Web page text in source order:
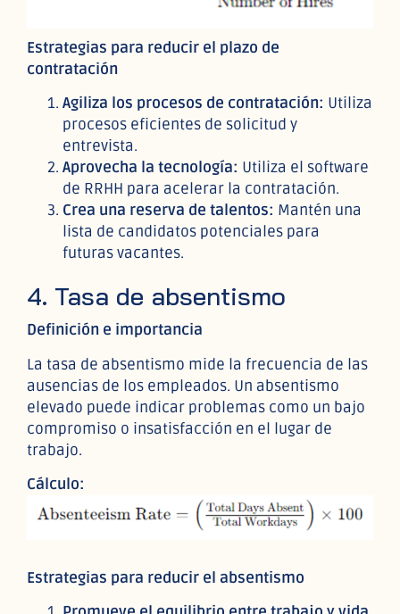
Estrategias para reducir el plazo de
contratación
Agiliza los procesos de contratación: Utiliza
procesos eficientes de solicitud y
entrevista.
Aprovecha la tecnología: Utiliza el software
de RRHH para acelerar la contratación.
Crea una reserva de talentos: Mantén una
lista de candidatos potenciales para
futuras vacantes.
4. Tasa de absentismo
Definición e importancia
La tasa de absentismo mide la frecuencia de las
ausencias de los empleados. Un absentismo
elevado puede indicar problemas como un bajo
compromiso o insatisfacción en el lugar de
trabajo.
Cálculo:
Estrategias para reducir el absentismo